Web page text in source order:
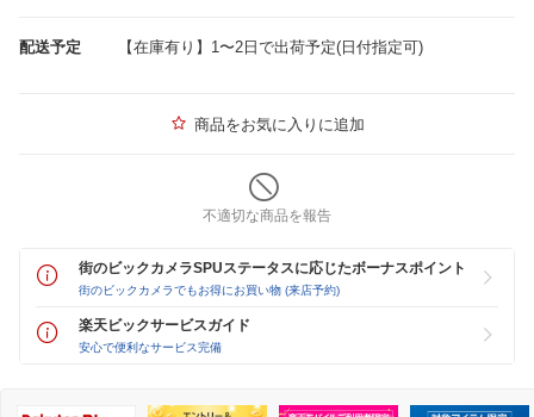
配送予定 【在庫有り】1〜2日で出荷予定(日付指定可)
商品をお気に入りに追加
不適切な商品を報告
街のビックカメラSPUステータスに応じたボーナスポイント
街のビックカメラでもお得にお買い物 (来店予約)
楽天ビックサービスガイド
安心で便利なサービス完備